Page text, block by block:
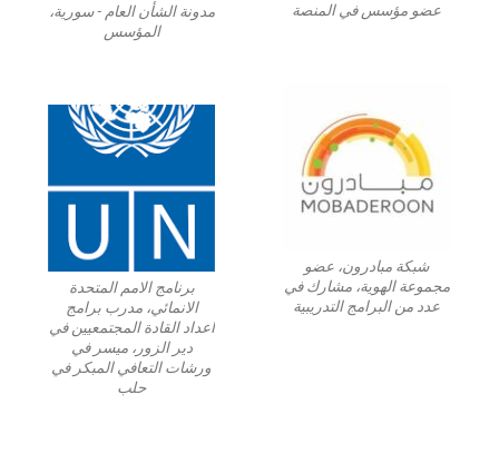
عضو مؤسس في المنصة
مدونة الشأن العام - سورية،
المؤسس
شبكة مبادرون، عضو
مجموعة الهوية، مشارك في
عدد من البرامج التدريبية
برنامج الامم المتحدة
الانمائي، مدرب برامج
اعداد القادة المجتمعيين في
دير الزور، ميسر في
ورشات التعافي المبكر في
حلب